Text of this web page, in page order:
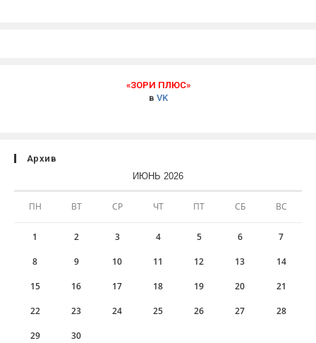
«ЗОРИ ПЛЮС»
в VK
Архив
ИЮНЬ 2026
ПН ВТ СР ЧТ ПТ СБ ВС
1 2 3 4 5 6 7
8 9 10 11 12 13 14
15 16 17 18 19 20 21
22 23 24 25 26 27 28
29 30